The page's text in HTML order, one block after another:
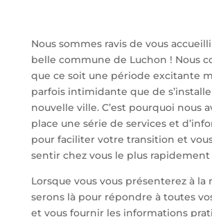
Nous sommes ravis de vous
belle commune de Luchon ! Nous
que ce soit une période excitante
parfois intimidante que de
nouvelle ville. C’est pourquoi nous
place une série de services et
pour faciliter votre transition et
sentir chez vous le plus rapidement
Lorsque vous vous présenterez à la
serons là pour répondre à toutes
et vous fournir les informations